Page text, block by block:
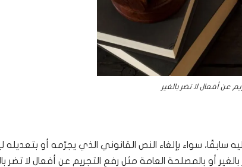
عن أفعال لا تضر بالغير
سواء بإلغاء النص القانوني الذي يجرّمه أو بتعديله
أو بالمصلحة العامة مثل رفع التجريم عن أفعال لا تضر